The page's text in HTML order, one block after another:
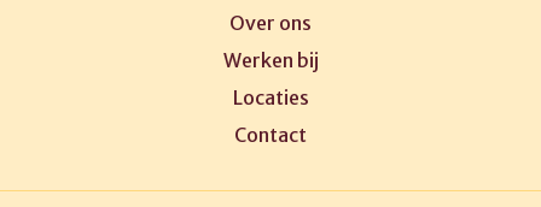
Over ons
Werken bij
Locaties
Contact